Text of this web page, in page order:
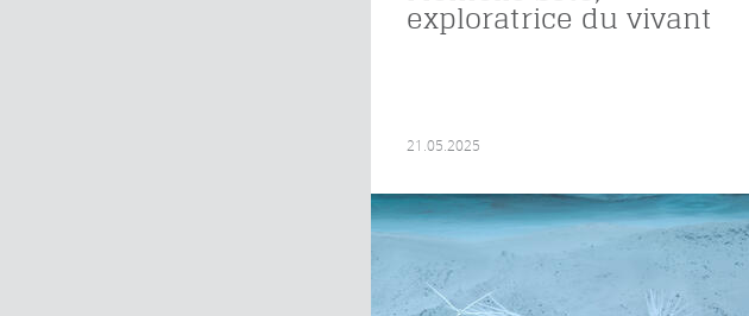
exploratrice du vivant
21.05.2025